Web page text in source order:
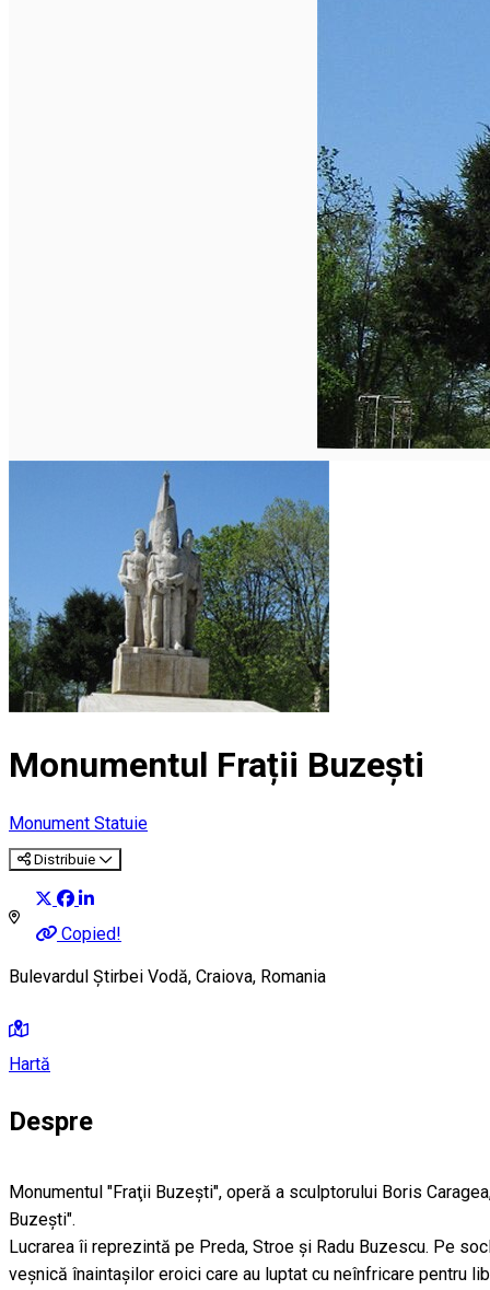
Monumentul Frații Buzești
Monument Statuie
Distribuie
Copied!
Bulevardul Știrbei Vodă, Craiova, Romania
Hartă
Despre
Monumentul "Fraţii Buzeşti", operă a sculptorului Boris
Buzeşti".
Lucrarea îi reprezintă pe Preda, Stroe şi Radu Buzescu. Pe
veşnică înaintaşilor eroici care au luptat cu neînfricare pentru